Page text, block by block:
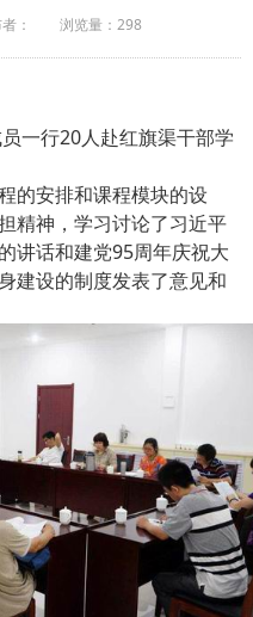
： 浏览量： 298
一行20人赴红旗渠干部学
的安排和课程模块的设
精神，学习讨论了习近平
讲话和建党95周年庆祝大
建设的制度发表了意见和